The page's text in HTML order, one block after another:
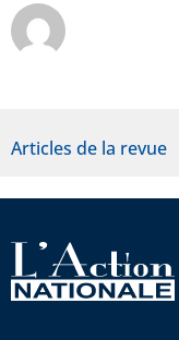
Articles de la revue